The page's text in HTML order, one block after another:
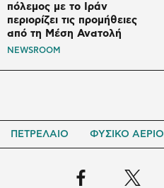
πόλεμος με το Ιράν
περιορίζει τις προμήθειες
από τη Μέση Ανατολή
NEWSROOM
ΠΕΤΡΕΛΑΙΟ ΦΥΣΙΚΟ ΑΕΡΙΟ